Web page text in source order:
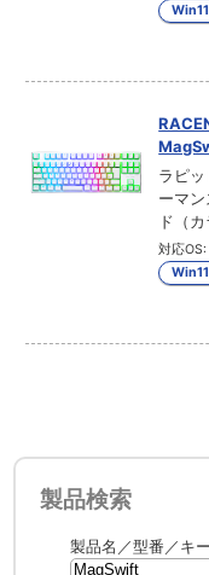
Win11
ラピ
ーマ
ド（
対応OS:
Win11
製品検索
製品名／型番／キ